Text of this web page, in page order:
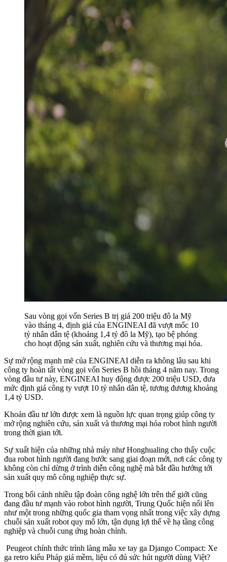
Sau vòng gọi vốn Series B trị giá 200 triệu đô la Mỹ
vào tháng 4, định giá của ENGINEAI đã vượt mốc 10
tỷ nhân dân tệ (khoảng 1,4 tỷ đô la Mỹ), tạo bệ phóng
cho hoạt động sản xuất, nghiên cứu và thương mại hóa.
Sự mở rộng mạnh mẽ của ENGINEAI diễn ra không lâu sau khi
công ty hoàn tất vòng gọi vốn Series B hồi tháng 4 năm nay. Trong
vòng đầu tư này, ENGINEAI huy động được 200 triệu USD, đưa
mức định giá công ty vượt 10 tỷ nhân dân tệ, tương đương khoảng
1,4 tỷ USD.
Khoản đầu tư lớn được xem là nguồn lực quan trọng giúp công ty
mở rộng nghiên cứu, sản xuất và thương mại hóa robot hình người
trong thời gian tới.
Sự xuất hiện của những nhà máy như Honghualing cho thấy cuộc
đua robot hình người đang bước sang giai đoạn mới, nơi các công ty
không còn chỉ dừng ở trình diễn công nghệ mà bắt đầu hướng tới
sản xuất quy mô công nghiệp thực sự.
Trong bối cảnh nhiều tập đoàn công nghệ lớn trên thế giới cũng
đang đầu tư mạnh vào robot hình người, Trung Quốc hiện nổi lên
như một trong những quốc gia tham vọng nhất trong việc xây dựng
chuỗi sản xuất robot quy mô lớn, tận dụng lợi thế về hạ tầng công
nghiệp và chuỗi cung ứng hoàn chỉnh.
Peugeot chính thức trình làng mẫu xe tay ga Django Compact: Xe
ga retro kiểu Pháp giá mềm, liệu có đủ sức hút người dùng Việt?